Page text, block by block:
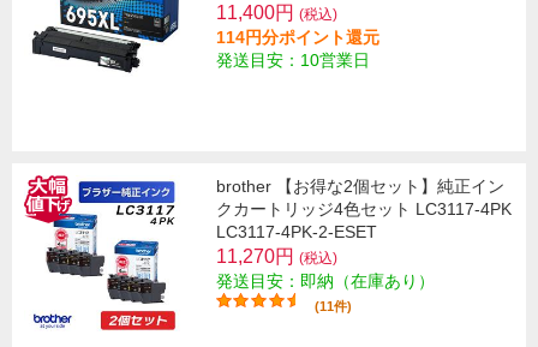
11,400円 (税込)
114円分ポイント還元
発送目安：10営業日
brother 【お得な2個セット】純正イン
クカートリッジ4色セット LC3117-4PK
LC3117-4PK-2-ESET
11,270円 (税込)
発送目安：即納（在庫あり）
(11件)